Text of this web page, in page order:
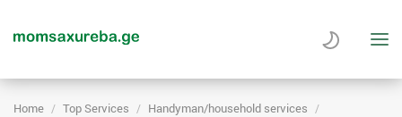
Home Top Services
Handyman/household services